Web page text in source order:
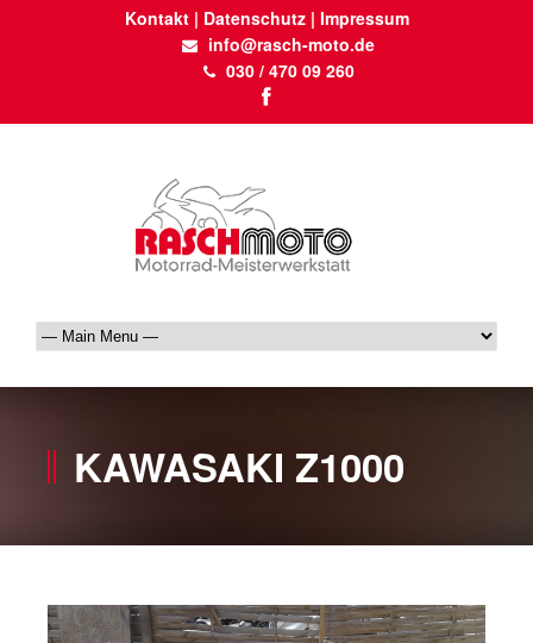
Kontakt| Datenschutz| Impressum
info@rasch-moto.de
030 / 470 09 260
KAWASAKI Z1000